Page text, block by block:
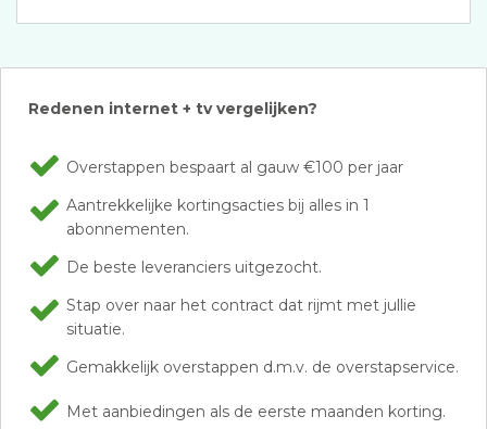
Redenen internet + tv vergelijken?
Overstappen bespaart al gauw €100 per jaar
Aantrekkelijke kortingsacties bij alles in 1
abonnementen.
De beste leveranciers uitgezocht.
Stap over naar het contract dat rijmt met jullie
situatie.
Gemakkelijk overstappen d.m.v. de overstapservice.
Met aanbiedingen als de eerste maanden korting.